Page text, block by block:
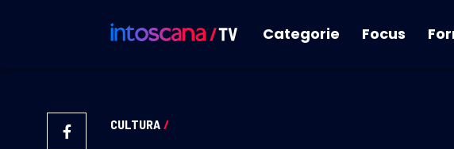
Categorie Focus
CULTURA /